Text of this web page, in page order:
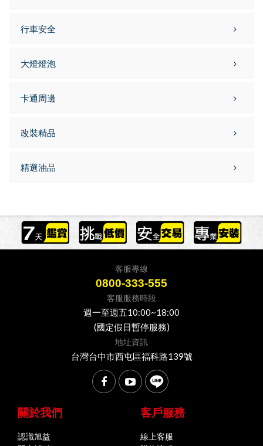
行車安全
大燈燈泡
卡通周邊
改裝精品
精選油品
客服專線
0800-333-555
客服服務時段
週一至週五10:00~18:00
(國定假日暫停服務)
地址資訊
台灣台中市西屯區福科路139號
關於我們
認識旭益
客戶服務
線上客服